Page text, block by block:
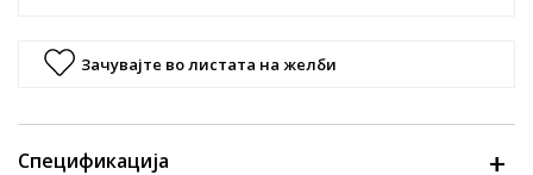
Зачувајте во листата на желби
Спецификација